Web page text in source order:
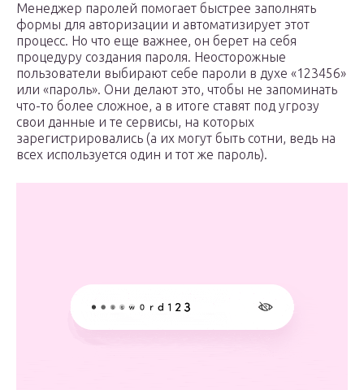
Менеджер паролей помогает быстрее заполнять
формы для авторизации и автоматизирует этот
процесс. Но что еще важнее, он берет на себя
процедуру создания пароля. Неосторожные
пользователи выбирают себе пароли в духе «123456»
или «пароль». Они делают это, чтобы не запоминать
что-то более сложное, а в итоге ставят под угрозу
свои данные и те сервисы, на которых
зарегистрировались (а их могут быть сотни, ведь на
всех используется один и тот же пароль).